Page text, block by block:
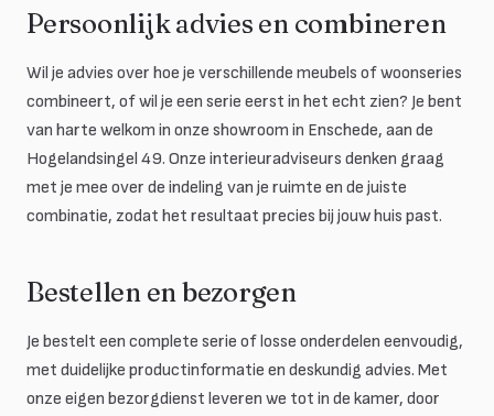
Persoonlijk advies en combineren
Wil je advies over hoe je verschillende meubels of woonseries
combineert, of wil je een serie eerst in het echt zien? Je bent
van harte welkom in onze showroom in Enschede, aan de
Hogelandsingel 49. Onze interieuradviseurs denken graag
met je mee over de indeling van je ruimte en de juiste
combinatie, zodat het resultaat precies bij jouw huis past.
Bestellen en bezorgen
Je bestelt een complete serie of losse onderdelen eenvoudig,
met duidelijke productinformatie en deskundig advies. Met
onze eigen bezorgdienst leveren we tot in de kamer, door